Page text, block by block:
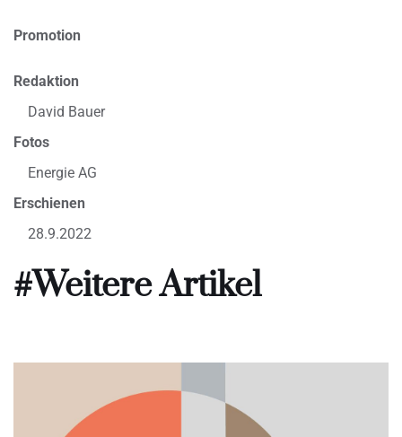
Promotion
Redaktion
David Bauer
Fotos
Energie AG
Erschienen
28.9.2022
#Weitere Artikel